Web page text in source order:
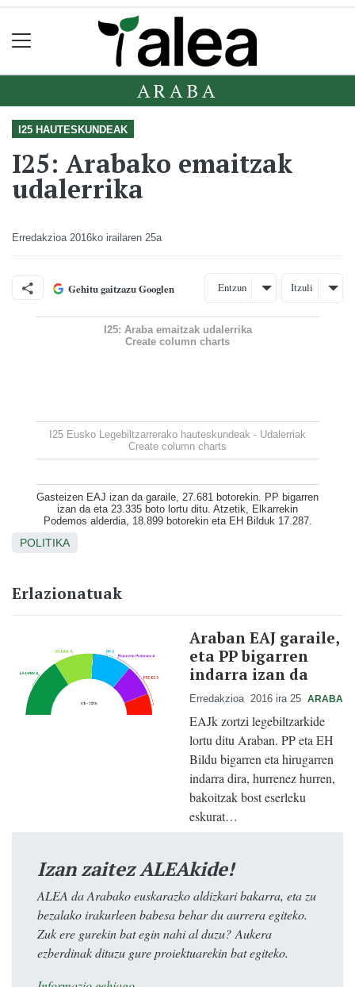
ARABA
I25 HAUTESKUNDEAK
I25: Arabako emaitzak
udalerrika
Erredakzioa 2016ko irailaren 25a
Gehitu gaitzazu Googlen Entzun Itzuli
I25: Araba emaitzak udalerrika
Create column charts
I25 Eusko Legebiltzarrerako hauteskundeak - Udalerriak
Create column charts
Gasteizen EAJ izan da garaile, 27.681 botorekin. PP bigarren
izan da eta 23.335 boto lortu ditu. Atzetik, Elkarrekin
Podemos alderdia, 18.899 botorekin eta EH Bilduk 17.287.
POLITIKA
Erlazionatuak
Araban EAJ garaile,
eta PP bigarren
indarra izan da
Erredakzioa 2016 ira 25 ARABA
EAJk zortzi legebiltzarkide
lortu ditu Araban. PP eta EH
Bildu bigarren eta hirugarren
indarra dira, hurrenez hurren,
bakoitzak bost eserleku
eskurat…
Izan zaitez ALEAkide!
ALEA da Arabako euskarazko aldizkari bakarra, eta zu
bezalako irakurleen babesa behar du aurrera egiteko.
Zuk ere gurekin bat egin nahi al duzu? Aukera
ezberdinak dituzu gure proiektuarekin bat egiteko.